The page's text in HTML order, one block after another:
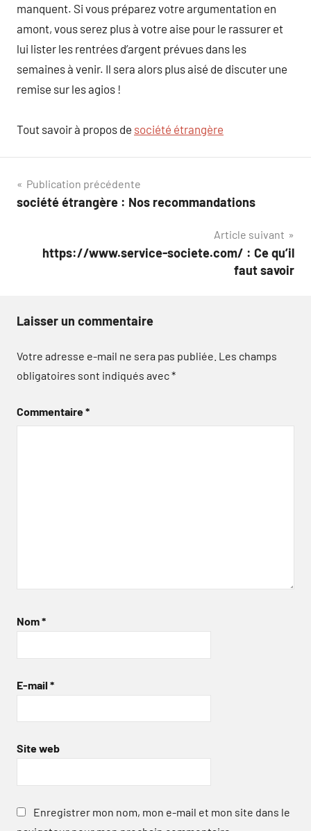
manquent. Si vous préparez votre argumentation en
amont, vous serez plus à votre aise pour le rassurer et
lui lister les rentrées d’argent prévues dans les
semaines à venir. Il sera alors plus aisé de discuter une
remise sur les agios !
Tout savoir à propos de société étrangère
Navigation
de
Publication précédente
société étrangère : Nos recommandations
Article suivant
https://www.service-societe.com/ : Ce qu’il
faut savoir
Laisser un commentaire
Votre adresse e-mail ne sera pas publiée. Les champs
obligatoires sont indiqués avec*
Commentaire*
Nom*
E-mail *
Site web
Enregistrer mon nom, mon e-mail et mon site dans le